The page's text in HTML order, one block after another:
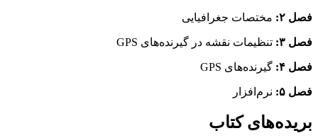
فصل ۲: مختصات جغرافیایی
فصل ۳: تنظیمات نقشه در گیرنده‌های GPS
فصل ۴: گیرنده‌های GPS
فصل ۵: نرم‌افزار
بریده‌های کتاب